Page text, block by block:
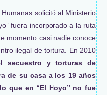
solicitó al Ministerio
fuera incorporado a la ruta
momento casi nadie conoce
ilegal de tortura. En 2010
secuestro y torturas de
de su casa a los 19 años
que en “El Hoyo” no fue